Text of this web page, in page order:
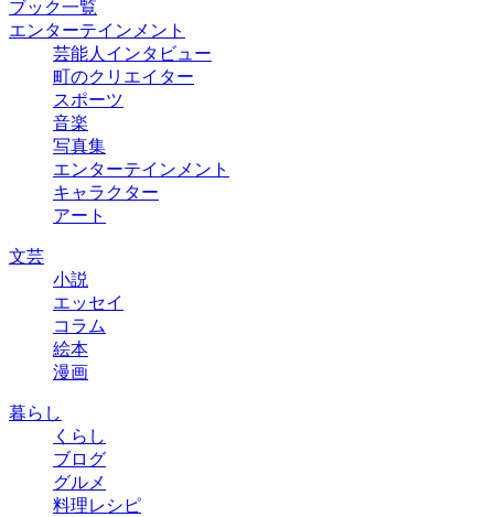
ブック一覧
エンターテインメント
芸能人インタビュー
町のクリエイター
スポーツ
音楽
写真集
エンターテインメント
キャラクター
アート
文芸
小説
エッセイ
コラム
絵本
漫画
暮らし
くらし
ブログ
グルメ
料理レシピ